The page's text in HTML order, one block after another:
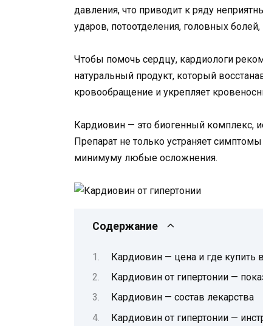
давления, что приводит к ряду
ударов, потоотделения, головных
Чтобы помочь сердцу, кардиологи
натуральный продукт, который
кровообращение и укрепляет
Кардиовин — это биогенный комплекс,
Препарат не только устраняет
минимуму любые осложнения.
Содержание
Кардиовин — цена и где купить
Кардиовин от гипертонии —
Кардиовин — состав лекарства
Кардиовин от гипертонии —